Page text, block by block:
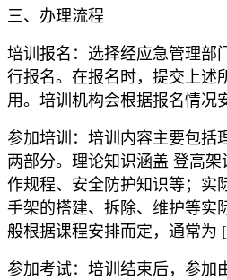
三、办理流程
培训报名：选择经应急管理部
行报名。在报名时，提交上述
用。培训机构会根据报名情况
参加培训：培训内容主要包括
两部分。理论知识涵盖 登高
作规程、安全防护知识等；实
手架的搭建、拆除、维护等实
般根据课程安排而定，通常为
参加考试：培训结束后，参加